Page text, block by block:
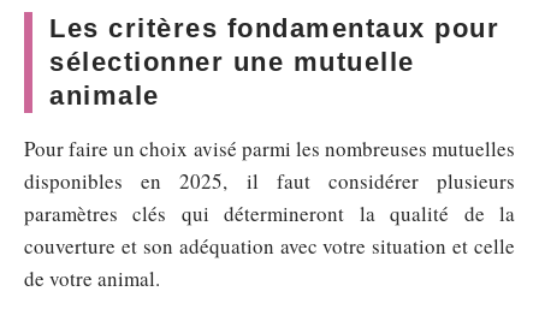
Les critères fondamentaux pour
sélectionner une mutuelle
animale
Pour faire un choix avisé parmi les nombreuses mutuelles
disponibles en 2025, il faut considérer plusieurs
paramètres clés qui détermineront la qualité de la
couverture et son adéquation avec votre situation et celle
de votre animal.